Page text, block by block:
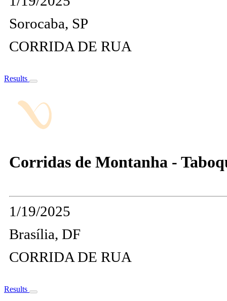
Sorocaba, SP
CORRIDA DE RUA
Results
Corridas de Montanha -
1/19/2025
Brasília, DF
CORRIDA DE RUA
Results